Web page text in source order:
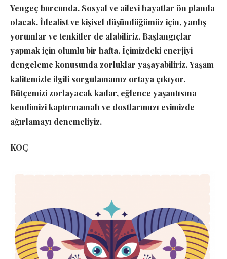
Yengeç burcunda. Sosyal ve ailevi hayatlar ön planda
olacak. İdealist ve kişisel düşündüğümüz için, yanlış
yorumlar ve tenkitler de alabiliriz. Başlangıçlar
yapmak için olumlu bir hafta. İçimizdeki enerjiyi
dengeleme konusunda zorluklar yaşayabiliriz.Yaşam
kalitemizle ilgili sorgulamamız ortaya çıkıyor.
Bütçemizi zorlayacak kadar, eğlence yaşantısına
kendimizi kaptırmamalı ve dostlarımızı evimizde
ağırlamayı denemeliyiz.
KOÇ